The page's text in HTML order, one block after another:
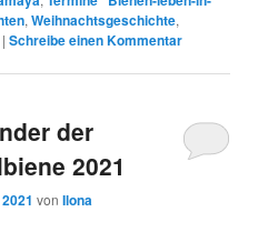
,Weihnachtsgeschichte,
|Schreibe einen Kommentar
der
2021
vonIlona